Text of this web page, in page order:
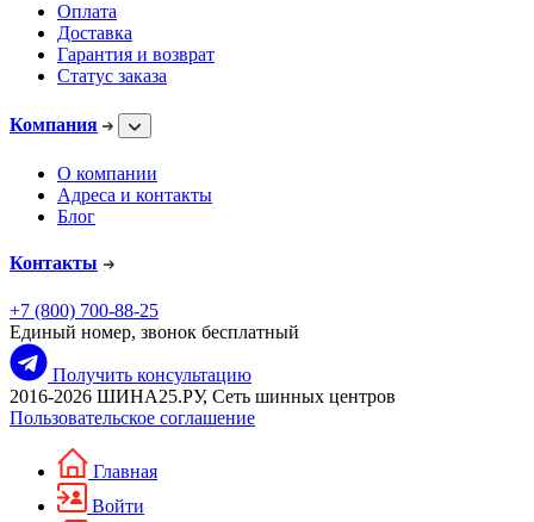
Оплата
Доставка
Гарантия и возврат
Статус заказа
Компания
О компании
Адреса и контакты
Блог
Контакты
+7 (800) 700-88-25
Единый номер, звонок бесплатный
Получить консультацию
2016-2026 ШИНА25.РУ, Сеть шинных центров
Пользовательское соглашение
Главная
Войти